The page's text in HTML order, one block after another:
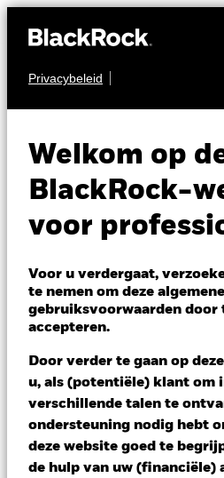
Privacybeleid
Welkom op
BlackRock-
voor
Voor u verdergaat,
te nemen om deze algemene
gebruiksvoorwaarden door
accepteren.
Door verder te gaan op
u, als (potentiële) klant om
verschillende talen te
ondersteuning nodig hebt
deze website goed te
de hulp van uw (financiële)
AANDELEN
Fund
NAV per 06/aug/2026
USD 163,23
Verandering NAV 1 dag per 06/aug/2026
USD -4,27 (-2,55%)